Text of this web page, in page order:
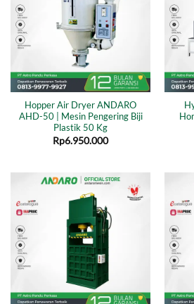
Hopper Air Dryer ANDARO
AHD-50 | Mesin Pengering Biji
Plastik 50 Kg
Rp6.950.000